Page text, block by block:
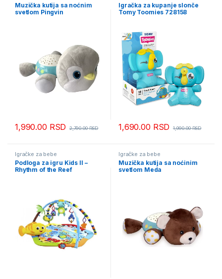
Muzička kutija sa noćnim
svetlom Pingvin
1,990.00 RSD 2,790.00RSD
Igračka za kupanje slonče
Tomy Toomies 728158
1,690.00 RSD 1,990.00RSD
Igračke za bebe
Podloga za igru Kids II –
Rhythm of the Reef
Igračke za bebe
Muzička kutija sa noćinim
svetlom Meda